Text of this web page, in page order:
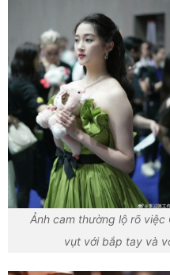
Ảnh cam thường lộ rõ
vụt với bắp tay và